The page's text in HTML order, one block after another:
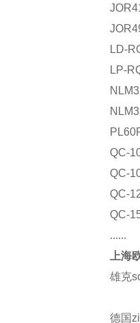
LD-
LP-
QC-
QC-
QC-
QC-
......
上
雄克
德国